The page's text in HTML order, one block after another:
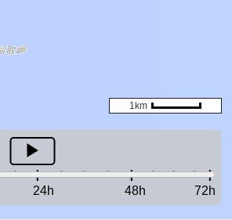
24h 48h 72h
1km